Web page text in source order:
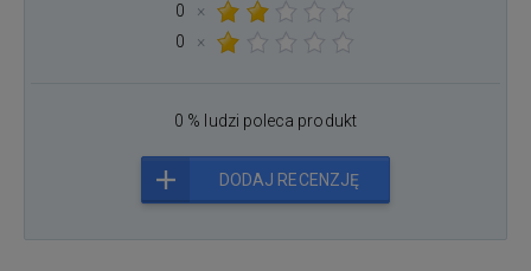
0
×
0
×
0 % ludzi poleca produkt
DODAJ RECENZJĘ